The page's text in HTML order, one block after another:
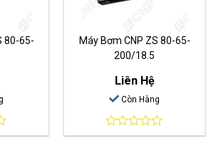
Máy Bơm CNP ZS 80-65-
200/18.5
Liên Hệ
Còn Hàng
0